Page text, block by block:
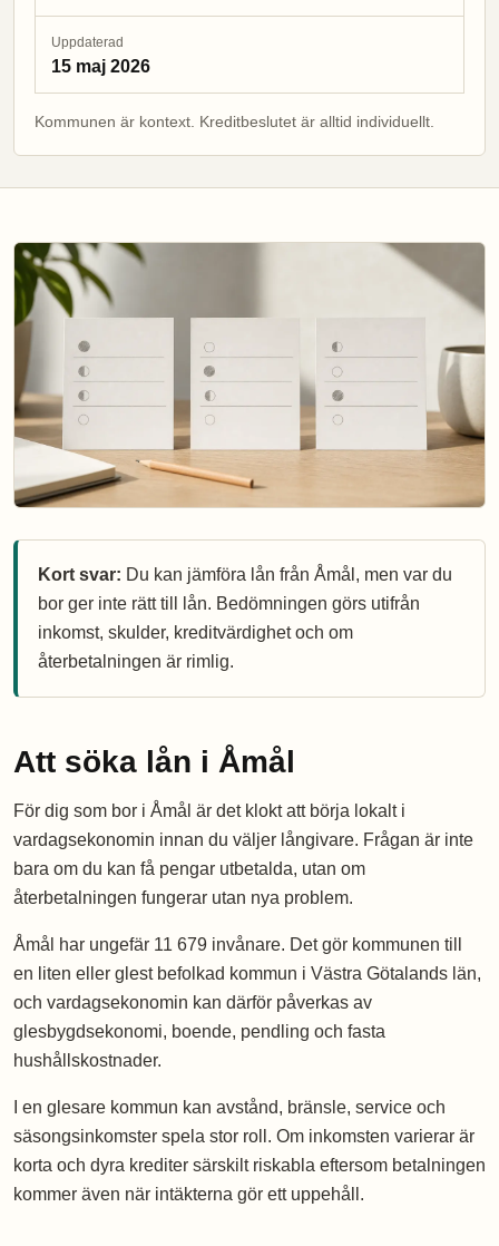
Uppdaterad
15 maj 2026
Kommunen är kontext. Kreditbeslutet är alltid individuellt.
Kort svar: Du kan jämföra lån från Åmål, men var du
bor ger inte rätt till lån. Bedömningen görs utifrån
inkomst, skulder, kreditvärdighet och om
återbetalningen är rimlig.
Att söka lån i Åmål
För dig som bor i Åmål är det klokt att börja lokalt i
vardagsekonomin innan du väljer långivare. Frågan är inte
bara om du kan få pengar utbetalda, utan om
återbetalningen fungerar utan nya problem.
Åmål har ungefär 11 679 invånare. Det gör kommunen till
en liten eller glest befolkad kommun i Västra Götalands län,
och vardagsekonomin kan därför påverkas av
glesbygdsekonomi, boende, pendling och fasta
hushållskostnader.
I en glesare kommun kan avstånd, bränsle, service och
säsongsinkomster spela stor roll. Om inkomsten varierar är
korta och dyra krediter särskilt riskabla eftersom betalningen
kommer även när intäkterna gör ett uppehåll.